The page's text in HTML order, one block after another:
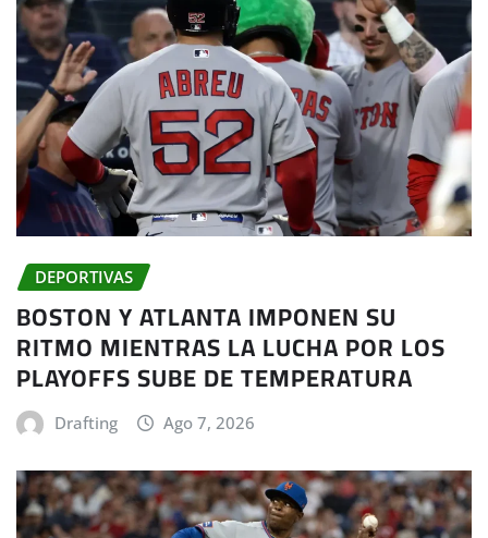
DEPORTIVAS
BOSTON Y ATLANTA IMPONEN SU
RITMO MIENTRAS LA LUCHA POR LOS
PLAYOFFS SUBE DE TEMPERATURA
Drafting Ago 7, 2026